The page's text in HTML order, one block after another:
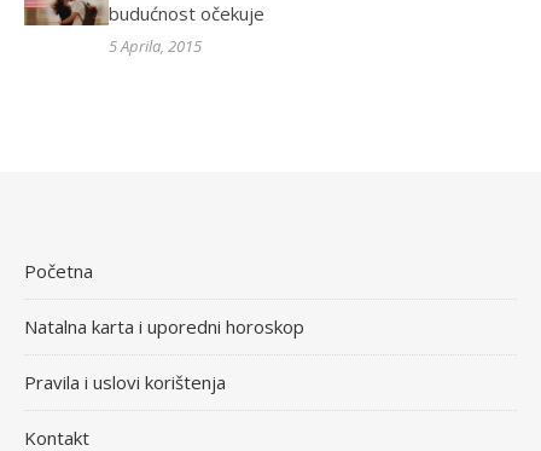
budućnost očekuje
5 Aprila, 2015
Početna
Natalna karta i uporedni horoskop
Pravila i uslovi korištenja
Kontakt